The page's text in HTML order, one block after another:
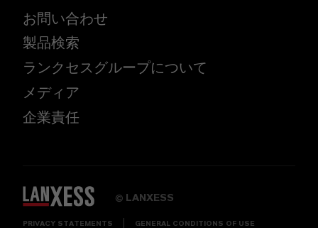
お問い合わせ
製品検索
ランクセスグループについて
メディア
企業責任
© LANXESS
PRIVACY STATEMENTS GENERAL CONDITIONS OF USE